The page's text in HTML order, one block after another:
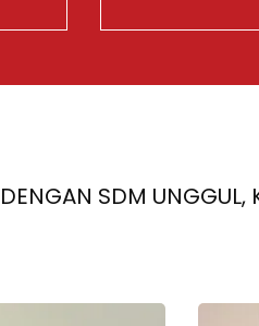
DENGAN SDM UNGGUL,